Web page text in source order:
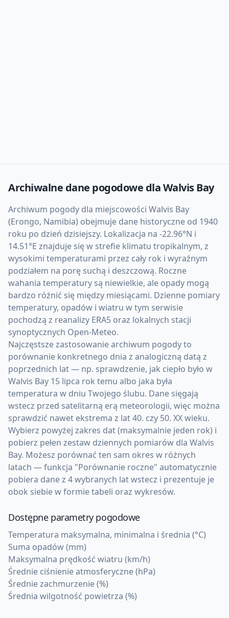
Archiwalne dane pogodowe dlaWalvis Bay
Archiwum pogody dla miejscowości Walvis Bay
(Erongo, Namibia) obejmuje dane historyczne od 1940
roku po dzień dzisiejszy. Lokalizacja na -22.96°N i
14.51°E znajduje się w strefie klimatu tropikalnym, z
wysokimi temperaturami przez cały rok i wyraźnym
podziałem na porę suchą i deszczową. Roczne
wahania temperatury są niewielkie, ale opady mogą
bardzo różnić się między miesiącami. Dzienne pomiary
temperatury, opadów i wiatru w tym serwisie
pochodzą z reanalizy ERA5 oraz lokalnych stacji
synoptycznych Open-Meteo.
Najczęstsze zastosowanie archiwum pogody to
porównanie konkretnego dnia z analogiczną datą z
poprzednich lat — np. sprawdzenie, jak ciepło było w
Walvis Bay 15 lipca rok temu albo jaka była
temperatura w dniu Twojego ślubu. Dane sięgają
wstecz przed satelitarną erą meteorologii, więc można
sprawdzić nawet ekstrema z lat 40. czy 50. XX wieku.
Wybierz powyżej zakres dat (maksymalnie jeden rok) i
pobierz pełen zestaw dziennych pomiarów dla Walvis
Bay. Możesz porównać ten sam okres w różnych
latach — funkcja "Porównanie roczne" automatycznie
pobiera dane z 4 wybranych lat wstecz i prezentuje je
obok siebie w formie tabeli oraz wykresów.
Dostępne parametry pogodowe
Temperatura maksymalna, minimalna i średnia (°C)
Suma opadów (mm)
Maksymalna prędkość wiatru (km/h)
Średnie ciśnienie atmosferyczne (hPa)
Średnie zachmurzenie (%)
Średnia wilgotność powietrza (%)